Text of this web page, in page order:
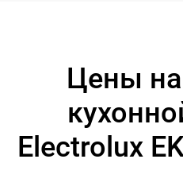
Цены
Electrolux